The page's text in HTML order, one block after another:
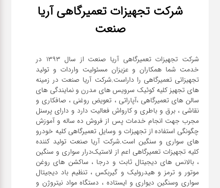
شرکت تجهیزات تعمیرگاهی آریا
صنعت
شرکت تجهیزات تعمیرگاهی آریا صنعت از سال ۱۳۹۳ در
خدمت شما همکاران و عزیزان مسئولیت واردات و تولید
تجهیزاتی تعمیرگاهی را داراست.شرکت آریا صنعت در زمینه
های تجهیز کلیه کوئیک سرویس های مدرن و نمایندگی های
سالن های تعمیرگاهی ،آپاراتی ، تعویض روغنی ، صافکاری و
نقاشی ، برق و باطری و کارواش فعالیت دارد و دارای پرسنل
مجرب جهت انجام خدمات پس از فروش ده ساله و آموزش
چگونگی استفاده از تجهیزات و وسایل تعمیرگاهی کلیه خودرو
های سواری و سنگین است.شرکت آریا صنعت تولید کننده
کلیه تجهیزات تعمیرگاهی اعم از لاستیک‌درار سواری و ‌سنگین
، بالانس های دیجیتال ثابت و درجا ، ساکشن های روغن
موتور و ترمز و هیدرولیک و گیربکس ، تنظیم باد دیجیتال
سواری و‌سنگین دیواری و ایستاده ، دستگاه مواد نیتروژن و